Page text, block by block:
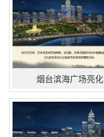
烟台滨海广场亮化